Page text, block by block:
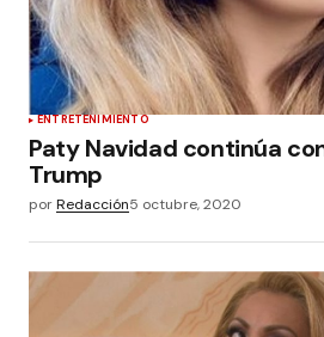
ENTRETENIMIENTO
Paty Navidad continúa
Trump
porRedacción5 octubre, 2020